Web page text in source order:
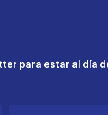
para estar al día